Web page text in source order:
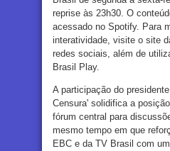
reprise às 23h30. O
acessado no Spotify. Para
interatividade, visite o site
redes sociais, além de
Brasil Play.
A participação do
Censura' solidifica a
fórum central para
mesmo tempo em que
EBC e da TV Brasil com